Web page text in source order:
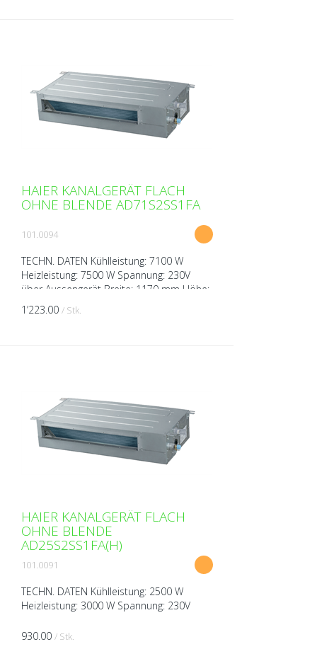
HAIER KANALGERÄT FLACH
OHNE BLENDE AD71S2SS1FA
101.0094
TECHN. DATEN Kühlleistung: 7100 W
Heizleistung: 7500 W Spannung: 230V
über Aussengerät Breite: 1170 mm Höhe:
185 mm Tiefe: 420 mm Gewicht: 24 kg
Schalldruckpegel ( bei 1m...
1’223.00 / Stk.
HAIER KANALGERÄT FLACH
OHNE BLENDE
AD25S2SS1FA(H)
101.0091
TECHN. DATEN Kühlleistung: 2500 W
Heizleistung: 3000 W Spannung: 230V
185 mm Tiefe: 420 mm Gewicht: 16 kg
930.00 / Stk.